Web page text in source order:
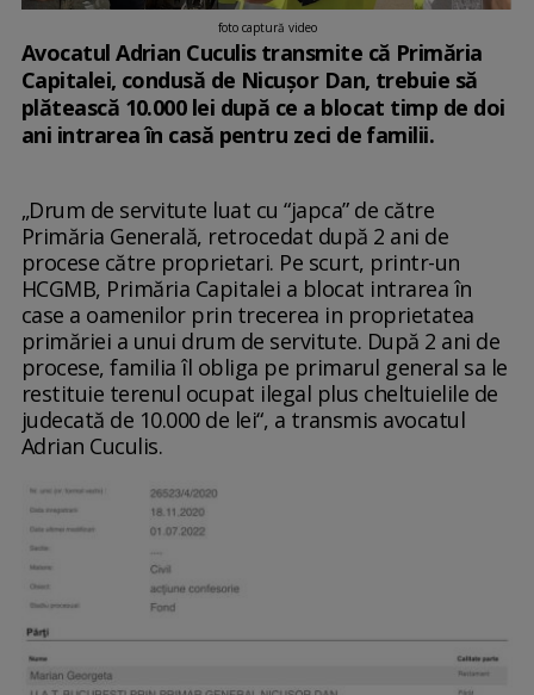
foto captură video
Avocatul Adrian Cuculis transmite că Primăria
Capitalei, condusă de Nicuşor Dan, trebuie să
plătească 10.000 lei după ce a blocat timp de doi
ani intrarea în casă pentru zeci de familii.
„Drum de servitute luat cu “japca” de către
Primăria Generală, retrocedat după 2 ani de
procese către proprietari. Pe scurt, printr-un
HCGMB, Primăria Capitalei a blocat intrarea în
case a oamenilor prin trecerea in proprietatea
primăriei a unui drum de servitute. După 2 ani de
procese, familia îl obliga pe primarul general sa le
restituie terenul ocupat ilegal plus cheltuielile de
judecată de 10.000 de lei“, a transmis avocatul
Adrian Cuculis.